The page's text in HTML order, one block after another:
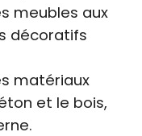
meubles aux
décoratifs
matériaux
et le bois,